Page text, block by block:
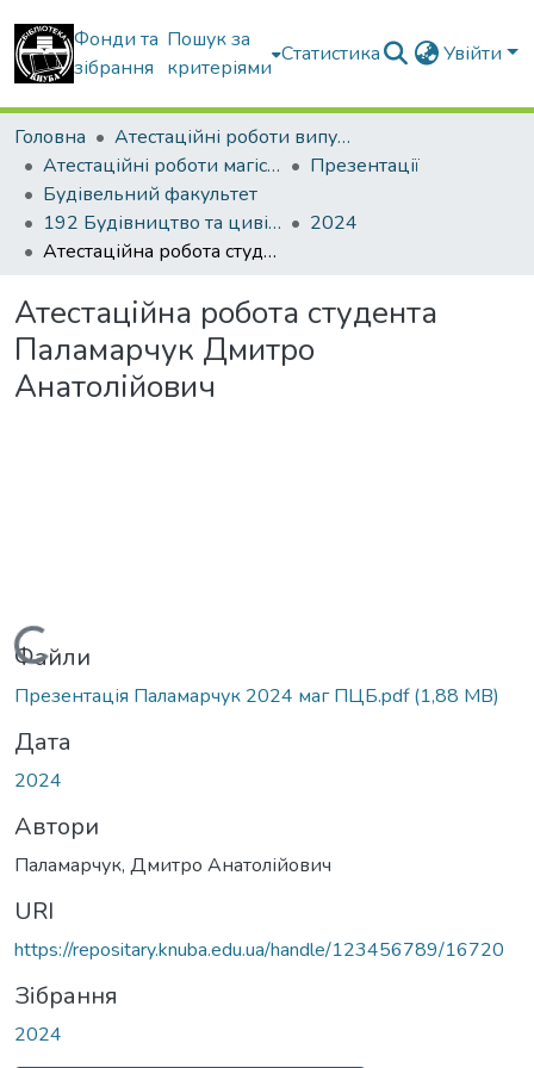
Фонди та
зібрання
Пошук за
критеріями
Статистика Увійти
Головна
Атестаційні роботи випускників
Атестаційні роботи магістрів
Презентації
Будівельний факультет
192 Будівництво та цивільна інженерія. Промислове і цивільне будівництво
2024
Атестаційна робота студента Паламарчук Дмитро Анатолійович
Атестаційна робота студента
Паламарчук Дмитро
Анатолійович
Вантажиться...
Файли
Презентація Паламарчук 2024 маг ПЦБ.pdf(1,88 MB)
Дата
2024
Автори
Паламарчук, Дмитро Анатолійович
URI
https://repositary.knuba.edu.ua/handle/123456789/16720
Зібрання
2024